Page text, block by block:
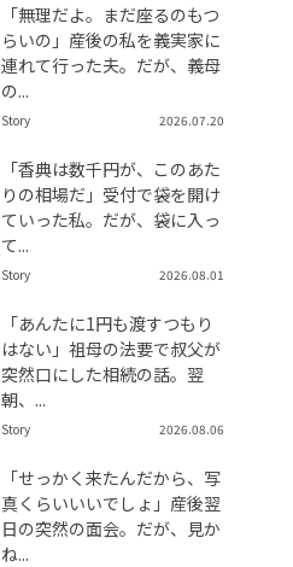
「無理だよ。まだ座るのもつ
らいの」産後の私を義実家に
連れて行った夫。だが、義母
の...
Story 2026.07.20
「香典は数千円が、このあた
りの相場だ」受付で袋を開け
ていった私。だが、袋に入っ
て...
Story 2026.08.01
「あんたに1円も渡すつもり
はない」祖母の法要で叔父が
突然口にした相続の話。翌
朝、...
Story 2026.08.06
「せっかく来たんだから、写
真くらいいいでしょ」産後翌
日の突然の面会。だが、見か
ね...